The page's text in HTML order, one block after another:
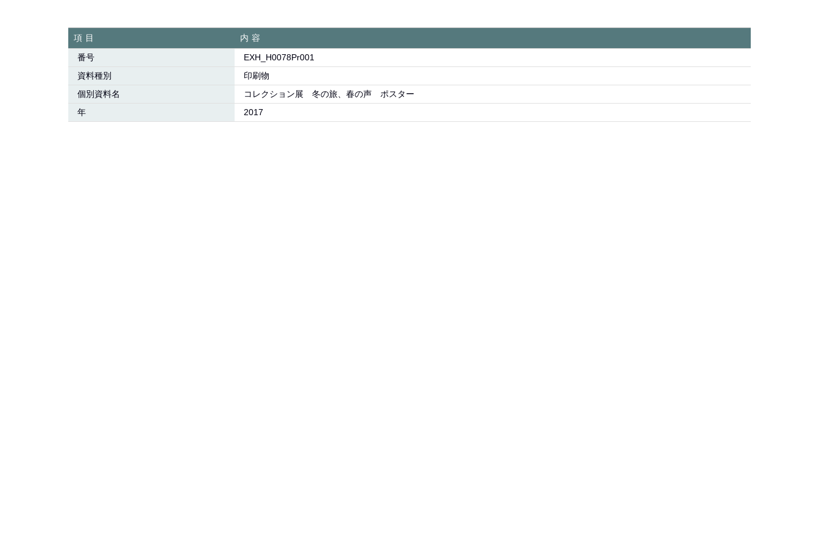
項目
内容
番号
EXH_H0078Pr001
資料種別
印刷物
個別資料名
コレクション展 冬の旅、春の声 ポスター
年
2017